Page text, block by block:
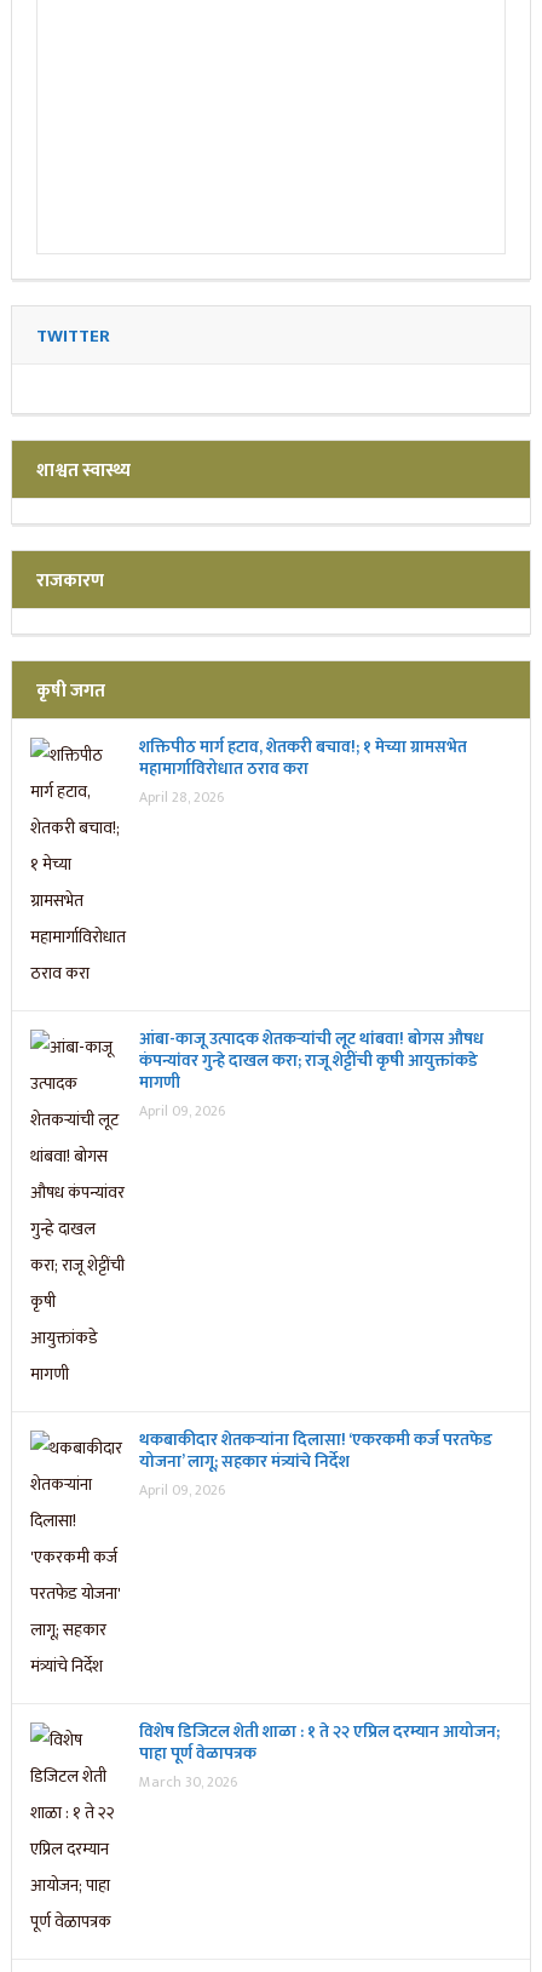
TWITTER
शाश्वत स्वास्थ्य
राजकारण
कृषी जगत
शक्तिपीठ मार्ग हटाव, शेतकरी बचाव!; १ मेच्या ग्रामसभेत
महामार्गाविरोधात ठराव करा
April 28, 2026
आंबा-काजू उत्पादक शेतकऱ्यांची लूट थांबवा! बोगस औषध
कंपन्यांवर गुन्हे दाखल करा; राजू शेट्टींची कृषी आयुक्तांकडे
मागणी
April 09, 2026
थकबाकीदार शेतकऱ्यांना दिलासा! ‘एकरकमी कर्ज परतफेड
योजना’ लागू; सहकार मंत्र्यांचे निर्देश
April 09, 2026
विशेष डिजिटल शेती शाळा : १ ते २२ एप्रिल दरम्यान आयोजन;
पाहा पूर्ण वेळापत्रक
March 30, 2026